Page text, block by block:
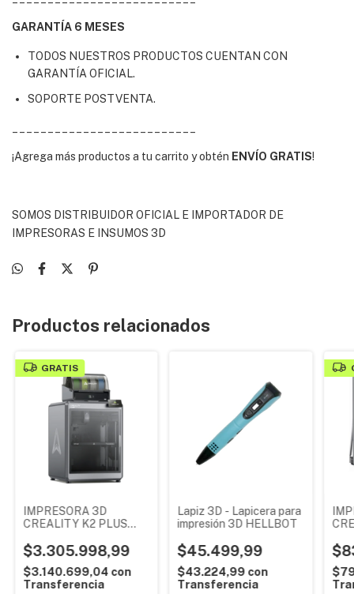
GARANTÍA 6 MESES
TODOS NUESTROS PRODUCTOS CUENTAN CON
GARANTÍA OFICIAL.
SOPORTE POSTVENTA.
¡Agrega más productos a tu carrito y obtén ENVÍO GRATIS!
SOMOS DISTRIBUIDOR OFICIAL E IMPORTADOR DE
IMPRESORAS E INSUMOS 3D
Productos relacionados
GRATIS
IMPRESORA 3D
CREALITY K2 PLUS
$3.305.998,99
$3.140.699,04 con
Transferencia
Lapiz 3D - Lapicera para
impresión 3D HELLBOT
$45.499,99
$43.224,99 con
Transferencia